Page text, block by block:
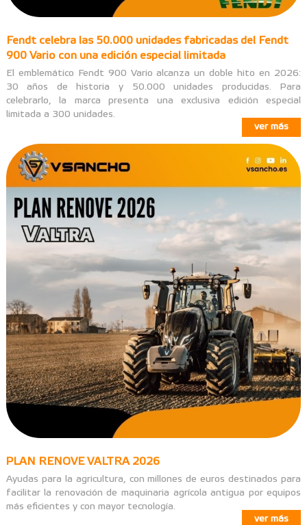
Fendt celebra las 50.000 unidades fabricadas del Fendt
900 Vario con una edición especial limitada
El emblemático Fendt 900 Vario alcanza un doble hito en 2026:
30 años de historia y 50.000 unidades producidas. Para
celebrarlo, la marca presenta una exclusiva edición especial
limitada a 300 unidades.
ver más
PLAN RENOVE VALTRA 2026
Ayudas para la agricultura, con millones de euros destinados para
facilitar la renovación de maquinaria agrícola antigua por equipos
más eficientes y con mayor tecnología.
ver más